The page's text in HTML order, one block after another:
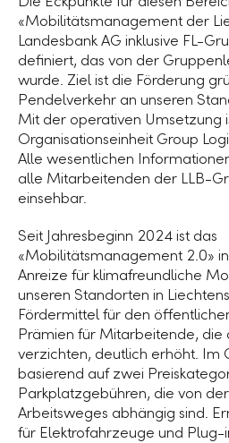
«Mobilitätsmanagement der
Landesbank AG inklusive FL-
definiert, das von der
wurde. Ziel ist die Förderung
Pendelverkehr an unseren
Mit der operativen Umsetzung
Organisationseinheit Group
Alle wesentlichen
alle Mitarbeitenden der LLB-
einsehbar.
Seit Jahresbeginn 2024 ist das
«Mobilitätsmanagement 2.0»
Anreize für klimafreundliche
unseren Standorten in
Fördermittel für den
Prämien für Mitarbeitende, die
verzichten, deutlich erhöht. Im
basierend auf zwei
Parkplatzgebühren, die von
Arbeitsweges abhängig sind.
für Elektrofahrzeuge und